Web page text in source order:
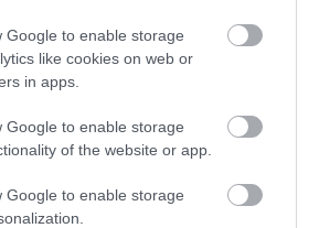
Google to enable storage
like cookies on web or
in apps.
Google to enable storage
of the website or app.
Google to enable storage